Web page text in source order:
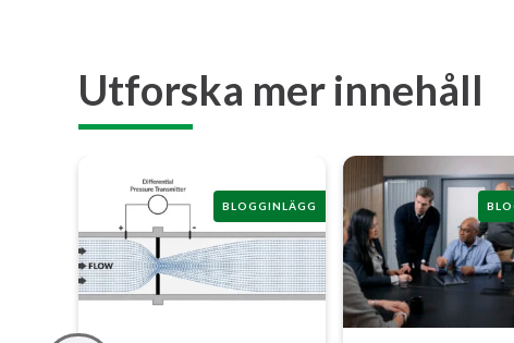
Utforska mer innehåll
BLOGGINLÄGG